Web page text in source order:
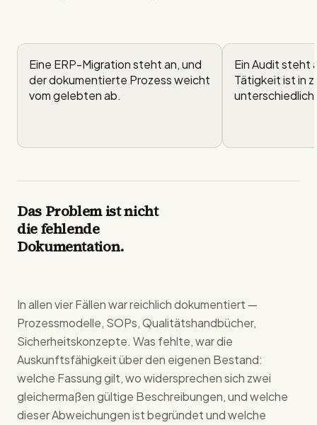
Eine ERP-Migration steht an, und
der dokumentierte Prozess weicht
vom gelebten ab.
Ein Audit steht
Tätigkeit ist in
Das Problem ist nicht
die fehlende
Dokumentation.
In allen vier Fällen war reichlich dokumentiert —
Prozessmodelle, SOPs, Qualitätshandbücher,
Sicherheitskonzepte. Was fehlte, war die
Auskunftsfähigkeit über den eigenen Bestand:
welche Fassung gilt, wo widersprechen sich zwei
gleichermaßen gültige Beschreibungen, und welche
dieser Abweichungen ist begründet und welche